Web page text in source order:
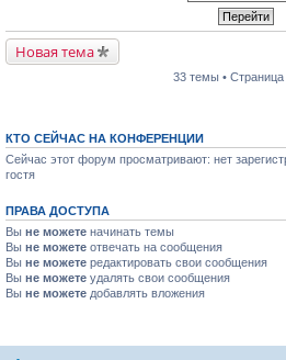
Новая тема
33 темы • Страница
КТО СЕЙЧАС НА КОНФЕРЕНЦИИ
Сейчас этот форум просматривают: нет
гостя
ПРАВА ДОСТУПА
Вы не можете начинать темы
Вы не можете отвечать на сообщения
Вы не можете редактировать свои сообщения
Вы не можете удалять свои сообщения
Вы не можете добавлять вложения